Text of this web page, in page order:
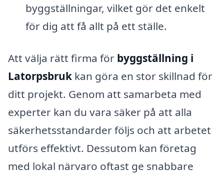
byggställningar, vilket gör det enkelt
för dig att få allt på ett ställe.
Att välja rätt firma för byggställning i
Latorpsbruk kan göra en stor skillnad för
ditt projekt. Genom att samarbeta med
experter kan du vara säker på att alla
säkerhetsstandarder följs och att arbetet
utförs effektivt. Dessutom kan företag
med lokal närvaro oftast ge snabbare